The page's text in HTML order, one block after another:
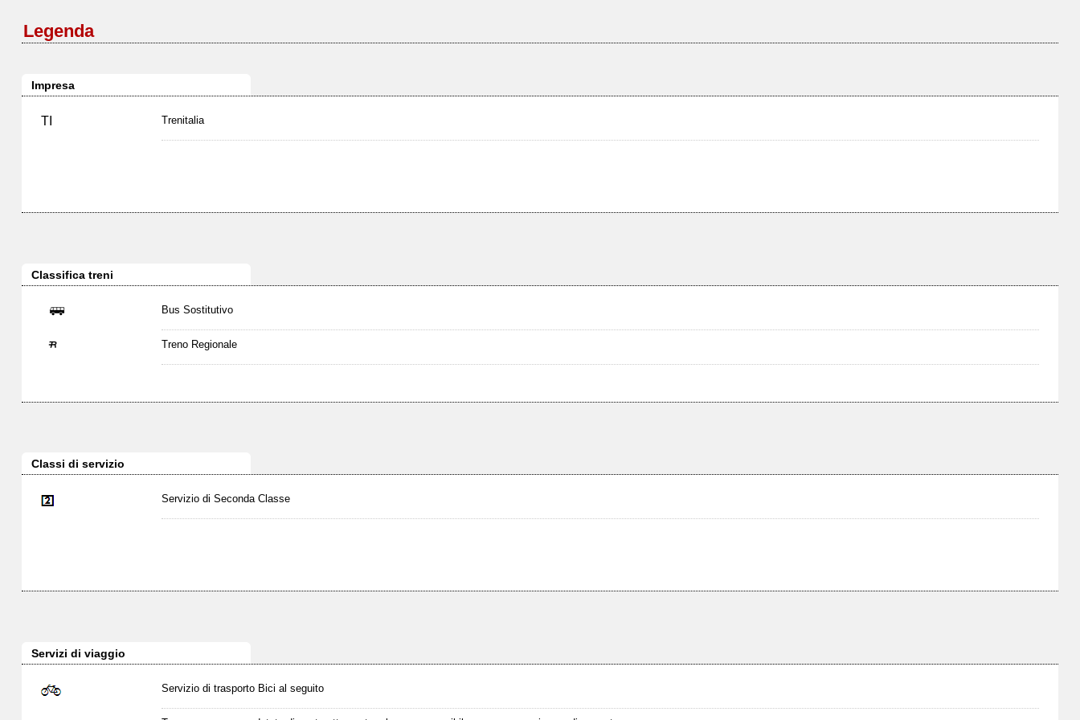
Legenda
Impresa
TI Trenitalia
Classifica treni
Bus Sostitutivo
Treno Regionale
Classi di servizio
Servizio di Seconda Classe
Servizi di viaggio
Servizio di trasporto Bici al seguito